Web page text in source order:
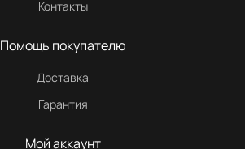
Контакты
Помощь покупателю
Доставка
Гарантия
Мой аккаунт